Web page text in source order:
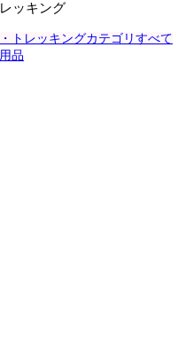
ッキング
トレッキングカテゴリすべて
品